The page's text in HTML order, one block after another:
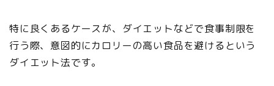
特に良くあるケースが、ダイエットなどで食事制限を
行う際、意図的にカロリーの高い食品を避けるという
ダイエット法です。